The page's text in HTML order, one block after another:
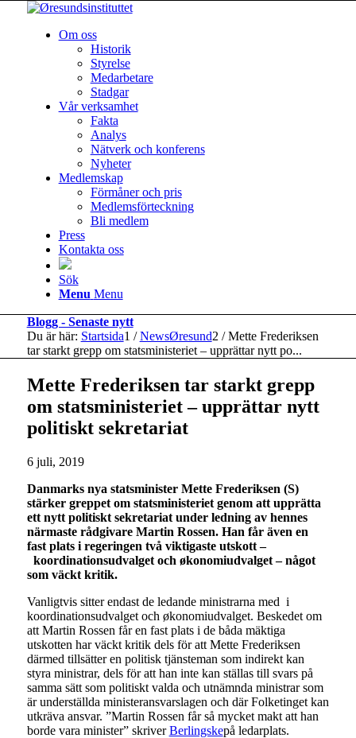
Om oss
Historik
Styrelse
Medarbetare
Stadgar
Vår verksamhet
Fakta
Analys
Nätverk och konferens
Nyheter
Medlemskap
Förmåner och pris
Medlemsförteckning
Bli medlem
Press
Kontakta oss
Sök
Menu Menu
Blogg - Senaste nytt
Du är här: Startsida1 / NewsØresund2 / Mette Frederiksen
tar starkt grepp om statsministeriet – upprättar nytt po...
Mette Frederiksen tar starkt grepp
om statsministeriet – upprättar nytt
politiskt sekretariat
6 juli, 2019
Danmarks nya statsminister Mette Frederiksen (S)
stärker greppet om statsministeriet genom att upprätta
ett nytt politiskt sekretariat under ledning av hennes
närmaste rådgivare Martin Rossen. Han får även en
fast plats i regeringen två viktigaste utskott –
koordinationsudvalget och økonomiudvalget – något
som väckt kritik.
Vanligtvis sitter endast de ledande ministrarna med i
koordinationsudvalget och økonomiudvalget. Beskedet om
att Martin Rossen får en fast plats i de båda mäktiga
utskotten har väckt kritik dels för att Mette Frederiksen
därmed tillsätter en politisk tjänsteman som indirekt kan
styra ministrar, dels för att han inte kan ställas till svars på
samma sätt som politiskt valda och utnämnda ministrar som
är underställda ministeransvarslagen och där Folketinget kan
utkräva ansvar. ”Martin Rossen får så mycket makt att han
borde vara minister” skriverBerlingskepå ledarplats.